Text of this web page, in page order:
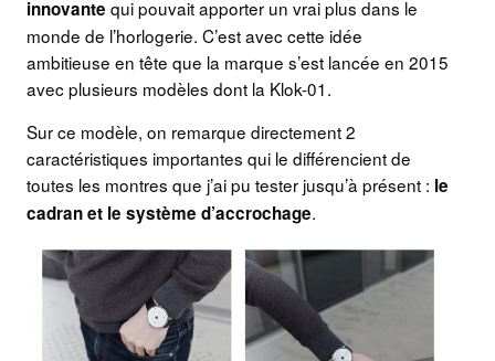
innovante qui pouvait apporter un vrai plus dans le
monde de l’horlogerie. C’est avec cette idée
ambitieuse en tête que la marque s’est lancée en 2015
avec plusieurs modèles dont la Klok-01.
Sur ce modèle, on remarque directement 2
caractéristiques importantes qui le différencient de
toutes les montres que j’ai pu tester jusqu’à présent : le
cadran et le système d’accrochage.